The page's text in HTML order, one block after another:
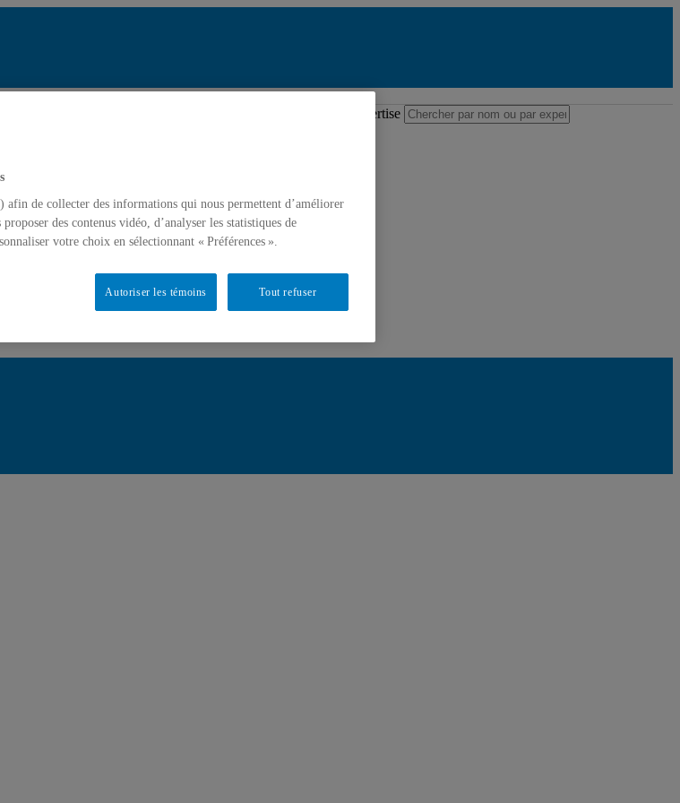
Répertoire des professeures et professeurs
Chercher par nom ou par expertise
»
afin de collecter des informations qui nous permettent d’améliorer
des contenus vidéo, d’analyser les statistiques de
votre choix en sélectionnant « Préférences ».
Tout refuser
Autoriser les témoins